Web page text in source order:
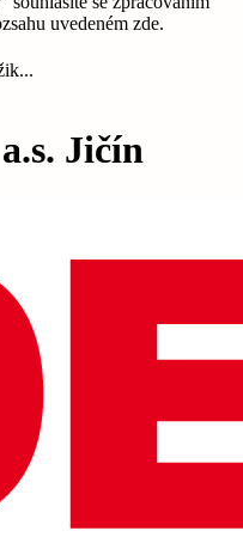
uvedeném zde.
Jičín